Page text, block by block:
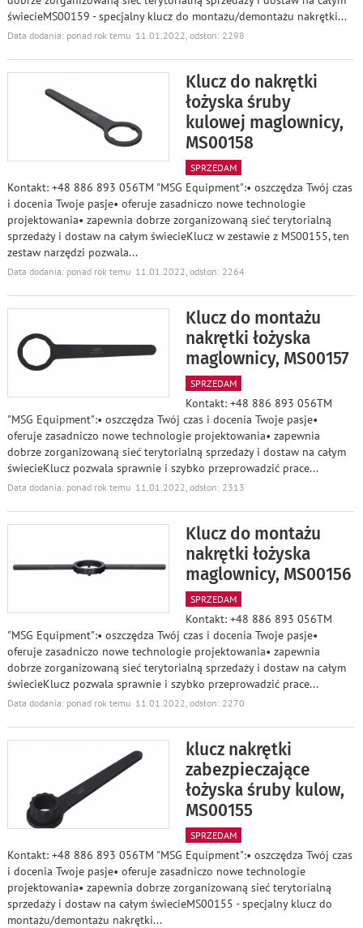
świecieMS00159 - specjalny klucz do montażu/demontażu nakrętki...
Data dodania: ponad rok temu 11.01.2022, odsłon: 2298
Klucz do nakrętki
łożyska śruby
kulowej maglownicy,
MS00158
SPRZEDAM
Kontakt: +48 886 893 056TM "MSG Equipment":• oszczędza Twój czas
i docenia Twoje pasje• oferuje zasadniczo nowe technologie
projektowania• zapewnia dobrze zorganizowaną sieć terytorialną
sprzedaży i dostaw na całym świecieKlucz w zestawie z MS00155, ten
zestaw narzędzi pozwala...
Data dodania: ponad rok temu 11.01.2022, odsłon: 2264
Klucz do montażu
nakrętki łożyska
maglownicy, MS00157
SPRZEDAM
Kontakt: +48 886 893 056TM
"MSG Equipment":• oszczędza Twój czas i docenia Twoje pasje•
oferuje zasadniczo nowe technologie projektowania• zapewnia
dobrze zorganizowaną sieć terytorialną sprzedaży i dostaw na całym
świecieKlucz pozwala sprawnie i szybko przeprowadzić prace...
Data dodania: ponad rok temu 11.01.2022, odsłon: 2313
Klucz do montażu
nakrętki łożyska
maglownicy, MS00156
SPRZEDAM
Kontakt: +48 886 893 056TM
"MSG Equipment":• oszczędza Twój czas i docenia Twoje pasje•
oferuje zasadniczo nowe technologie projektowania• zapewnia
dobrze zorganizowaną sieć terytorialną sprzedaży i dostaw na całym
świecieKlucz pozwala sprawnie i szybko przeprowadzić prace...
Data dodania: ponad rok temu 11.01.2022, odsłon: 2270
klucz nakrętki
zabezpieczające
łożyska śruby kulow,
MS00155
SPRZEDAM
Kontakt: +48 886 893 056TM "MSG Equipment":• oszczędza Twój czas
i docenia Twoje pasje• oferuje zasadniczo nowe technologie
projektowania• zapewnia dobrze zorganizowaną sieć terytorialną
sprzedaży i dostaw na całym świecieMS00155 - specjalny klucz do
montażu/demontażu nakrętki...